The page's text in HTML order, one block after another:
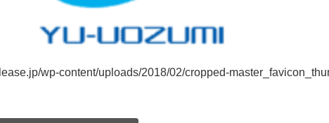
wp-content/uploads/2018/02/cropped-